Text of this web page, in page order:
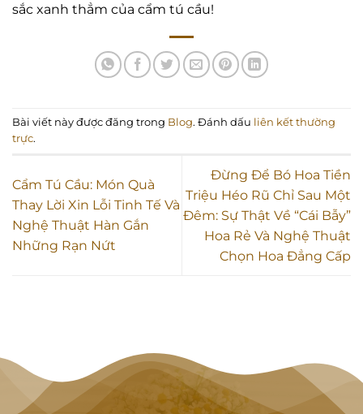
sắc xanh thẳm của cẩm tú cầu!
Bài viết này được đăng trong Blog. Đánh dấu liên kết thường
trực.
Cẩm Tú Cầu: Món Quà
Thay Lời Xin Lỗi Tinh Tế Và
Nghệ Thuật Hàn Gắn
Những Rạn Nứt
Đừng Để Bó Hoa Tiền
Triệu Héo Rũ Chỉ Sau Một
Đêm: Sự Thật Về “Cái Bẫy”
Hoa Rẻ Và Nghệ Thuật
Chọn Hoa Đẳng Cấp